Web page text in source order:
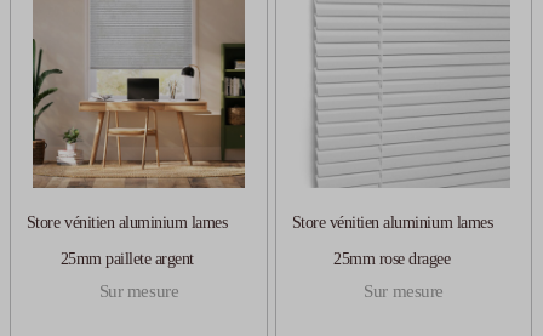
Store vénitien aluminium lames
25mm paillete argent
Sur mesure
Store vénitien aluminium lames
25mm rose dragee
Sur mesure